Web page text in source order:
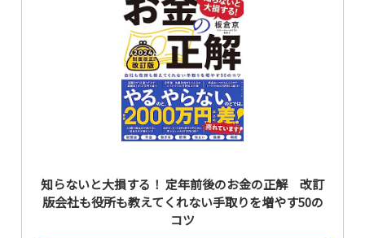
知らないと大損する！ 定年前後のお金の正解 改訂
版会社も役所も教えてくれない手取りを増やす50の
コツ